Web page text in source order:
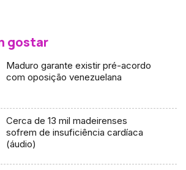
gostar
Maduro garante existir pré-acordo
com oposição venezuelana
Cerca de 13 mil madeirenses
sofrem de insuficiência cardíaca
(áudio)